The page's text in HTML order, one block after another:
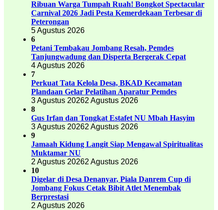
Ribuan Warga Tumpah Ruah! Bongkot Spectacular
Carnival 2026 Jadi Pesta Kemerdekaan Terbesar di
Peterongan
5 Agustus 2026
6
Petani Tembakau Jombang Resah, Pemdes
Tanjungwadung dan Disperta Bergerak Cepat
4 Agustus 2026
7
Perkuat Tata Kelola Desa, BKAD Kecamatan
Plandaan Gelar Pelatihan Aparatur Pemdes
3 Agustus 20262 Agustus 2026
8
Gus Irfan dan Tongkat Estafet NU Mbah Hasyim
3 Agustus 20262 Agustus 2026
9
Jamaah Kidung Langit Siap Mengawal Spiritualitas
Muktamar NU
2 Agustus 20262 Agustus 2026
10
Digelar di Desa Denanyar, Piala Danrem Cup di
Jombang Fokus Cetak Bibit Atlet Menembak
Berprestasi
2 Agustus 2026